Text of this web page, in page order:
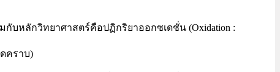
บหลักวิทยาศาสตร์คือปฏิกริยาออกซเดชั่น (Oxidation :
คราบ)